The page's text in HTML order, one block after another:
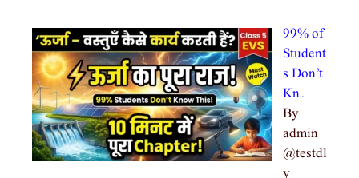
99% of
Student
s Don’t
Kn…
By
admin
@testdl
y